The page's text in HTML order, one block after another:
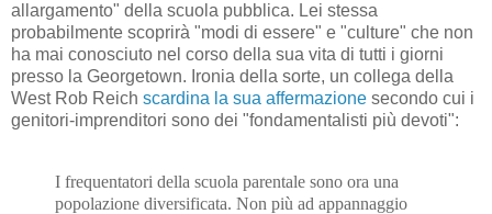
allargamento" della scuola pubblica. Lei stessa
probabilmente scoprirà "modi di essere" e "culture" che non
ha mai conosciuto nel corso della sua vita di tutti i giorni
presso la Georgetown. Ironia della sorte, un collega della
West Rob Reich scardina la sua affermazione secondo cui i
genitori-imprenditori sono dei "fondamentalisti più devoti":
I frequentatori della scuola parentale sono ora una
popolazione diversificata. Non più ad appannaggio